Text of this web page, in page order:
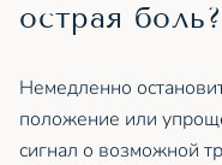
острая боль?
Немедленно
положение или
сигнал о возможной